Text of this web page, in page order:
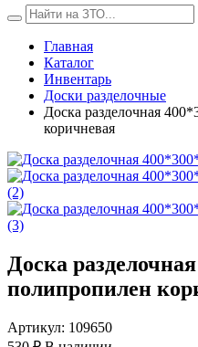
Главная
Каталог
Инвентарь
Доски разделочные
Доска разделочная
коричневая
Доска
полипропилен
Артикул: 109650